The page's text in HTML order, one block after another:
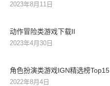
2023年8月11日
动作冒险类游戏下载II
2023年4月30日
角色扮演类游戏IGN精选榜Top15
2022年8月4日